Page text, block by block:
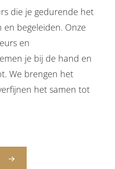
die je gedurende het
begeleiden. Onze
en
je bij de hand en
We brengen het
het samen tot